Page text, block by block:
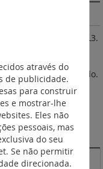
e armários XL3.
e a proteção
com ligadores
mm2 máx. cabo rígido.
DPX3. De acordo
de 0,8 a 1 In.
40 a 160 A.
através do
de publicidade.
para construir
e mostrar-lhe
Eles não
pessoais, mas
do seu
Se não permitir
direcionada.